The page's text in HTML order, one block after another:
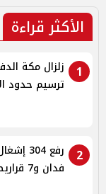
الأكثر قراءة
1
زلزال مكة
ترسيم حدود
2
رفع
فدان و7 قراريط ببنى سويف